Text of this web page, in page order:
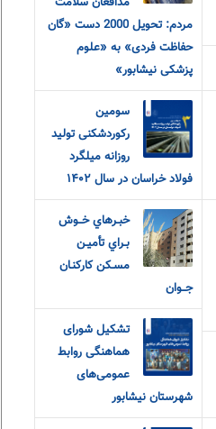
مردم: تحویل 2000 دست «گان
حفاظت فردی» به «علوم
پزشکی نیشابور»
سومین
رکوردشکنی تولید
روزانه میلگرد
فولاد خراسان در سال ۱۴۰۲
خبـرهاي خــوش
بـراي تأميـن
مسـکن کارکنـان
جــوان
تشکیل شورای
هماهنگی روابط
عمومی‌های
شهرستان نیشابور